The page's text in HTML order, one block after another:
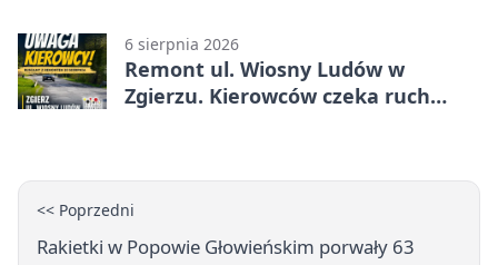
6 sierpnia 2026
Remont ul. Wiosny Ludów w
Zgierzu. Kierowców czeka ruch
<< Poprzedni
Rakietki w Popowie Głowieńskim porwały 63